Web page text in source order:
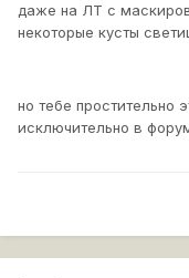
даже на ЛТ с
некоторые кусты
но тебе простительно
исключительно в